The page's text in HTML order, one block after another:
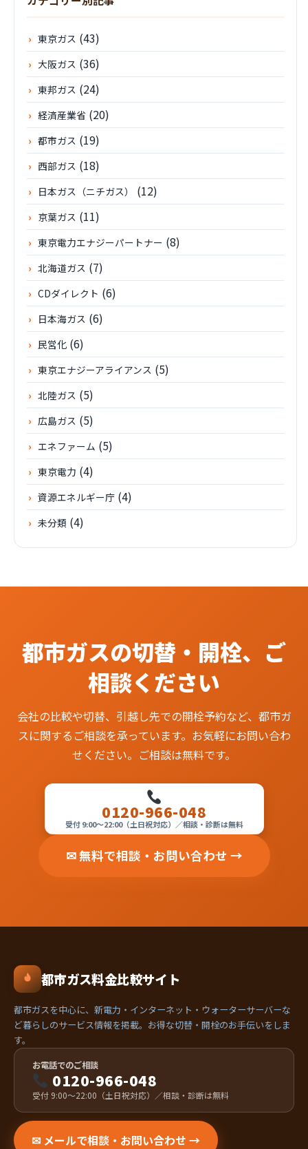
東京ガス (43)
大阪ガス (36)
東邦ガス (24)
経済産業省 (20)
都市ガス (19)
西部ガス (18)
日本ガス（ニチガス） (12)
京葉ガス (11)
東京電力エナジーパートナー (8)
北海道ガス (7)
CDダイレクト (6)
日本海ガス (6)
民営化 (6)
東京エナジーアライアンス (5)
北陸ガス (5)
広島ガス (5)
エネファーム (5)
東京電力 (4)
資源エネルギー庁 (4)
未分類 (4)
都市ガスの切替・開栓、ご
相談ください
会社の比較や切替、引越し先での開栓予約など、都市ガ
スに関するご相談を承っています。お気軽にお問い合わ
せください。ご相談は無料です。
0120-966-048
受付 9:00〜22:00（土日祝対応）／相談・診断は無料
✉ 無料で相談・お問い合わせ →
都市ガス料金比較サイト
都市ガスを中心に、新電力・インターネット・ウォーターサーバーな
ど暮らしのサービス情報を掲載。お得な切替・開栓のお手伝いをしま
す。
お電話でのご相談
0120-966-048
受付 9:00〜22:00（土日祝対応）／相談・診断は無料
✉ メールで相談・お問い合わせ →